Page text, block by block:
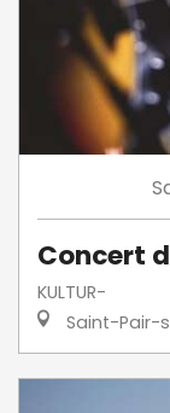
Concert
KULTUR-
Saint-Pair-